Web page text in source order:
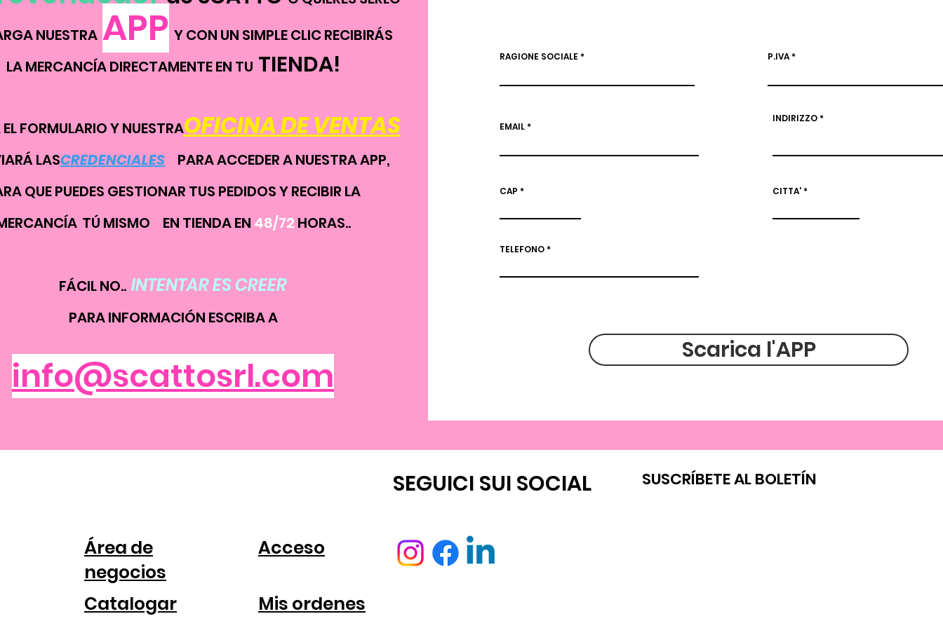
NUESTRA APP Y CON UN SIMPLE CLIC RECIBIRÁS
LA MERCANCÍA DIRECTAMENTE EN TU TIENDA!
EL FORMULARIO Y NUESTRAOFICINA DE VENTAS
LASCREDENCIALES
PARA ACCEDER A NUESTRA APP,
QUE PUEDES GESTIONAR TUS PEDIDOS Y RECIBIR LA
TÚ MISMO EN TIENDA EN 48/72 HORAS..
FÁCIL NO.. INTENTAR ES CREER
PARA INFORMACIÓN ESCRIBA A
info@scattosrl.com
RAGIONE SOCIALE
EMAIL
CAP
P.IVA
INDIRIZZO
CITTA'
TELEFONO
Scarica l'APP
Área de
negocios
Acceso
Mis ordenes
Catalogar
SEGUICI SUI SOCIAL SUSCRÍBETE AL BOLETÍN